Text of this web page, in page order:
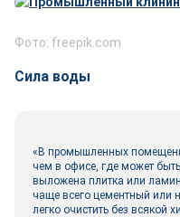
Фото: freepik.com
Сила воды
«В промышленных
чем в офисе, где может
выложена плитка или
чаще всего цементный или
легко очистить без всякой